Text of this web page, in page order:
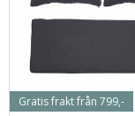
Gratis frakt från 799,-